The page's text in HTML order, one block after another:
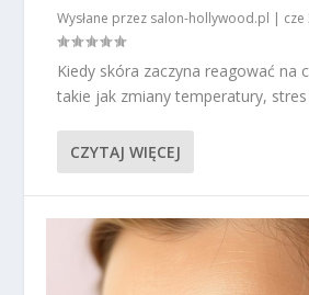
Wysłane przez salon-hollywood.pl | cze
Kiedy skóra zaczyna reagować na
takie jak zmiany temperatury, stres
CZYTAJ WIĘCEJ